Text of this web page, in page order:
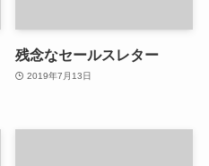
残念なセールスレター
2019年7月13日